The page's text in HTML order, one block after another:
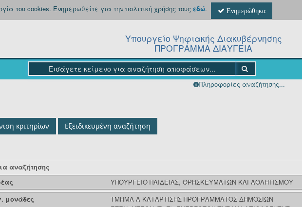
του cookies. Ενημερωθείτε για την πολιτική χρήσης τους εδώ. Ενημερώθηκα
Υπουργείο Ψηφιακής Διακυβέρνησης
ΠΡΟΓΡΑΜΜΑ ΔΙΑΥΓΕΙΑ
Πληροφορίες αναζήτησης...
κριτηρίων Εξειδικευμένη αναζήτηση
αναζήτησης
ΥΠΟΥΡΓΕΙΟ ΠΑΙΔΕΙΑΣ, ΘΡΗΣΚΕΥΜΑΤΩΝ ΚΑΙ ΑΘΛΗΤΙΣΜΟΥ
μονάδες
ΤΜΗΜΑ Α ΚΑΤΑΡΤΙΣΗΣ ΠΡΟΓΡΑΜΜΑΤΟΣ ΔΗΜΟΣΙΩΝ